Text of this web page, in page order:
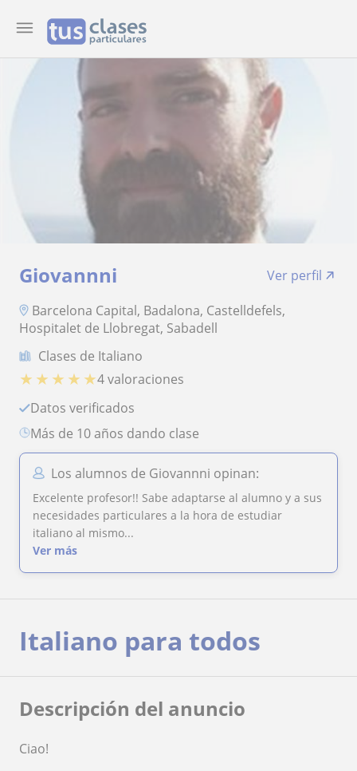
Giovannni
Ver perfil
Barcelona Capital, Badalona, Castelldefels,
Hospitalet de Llobregat, Sabadell
Clases de Italiano
★ ★ ★ ★ ★4 valoraciones
Datos verificados
más de 10 años dando clase
Los alumnos de Giovannni opinan:
Excelente profesor!! Sabe adaptarse al alumno y a sus
necesidades particulares a la hora de estudiar
italiano al mismo...
Ver más
Italiano para todos
Descripción del anuncio
Ciao!